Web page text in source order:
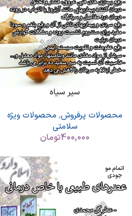
سیر سیاه
محصولات پرفروش, محصولات ویژه
سلامتی
400,000تومان
اتمام مو
جودی